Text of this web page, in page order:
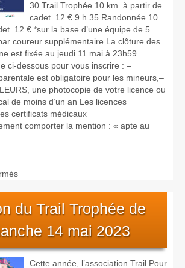
30 Trail Trophée 10 km à partir de
cadet 12 € 9 h 35 Randonnée 10
12 € *sur la base d’une équipe de 5
coureur supplémentaire La clôture des
est fixée au jeudi 11 mai à 23h59.
ci-dessous pour vous inscrire : –
est obligatoire pour les mineurs,–
une photocopie de votre licence ou
de moins d’un an Les licences
certificats médicaux
comporter la mention : « apte au
sur
&
pour
2023
du Trail Trophée de
14 mai 2023
Cette année, l’association Trail Pour